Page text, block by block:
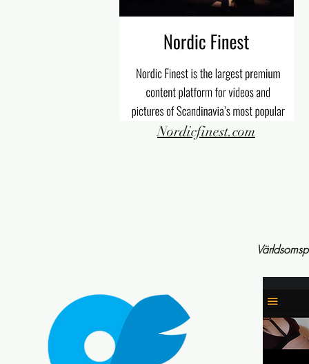
Nordicfinest.com